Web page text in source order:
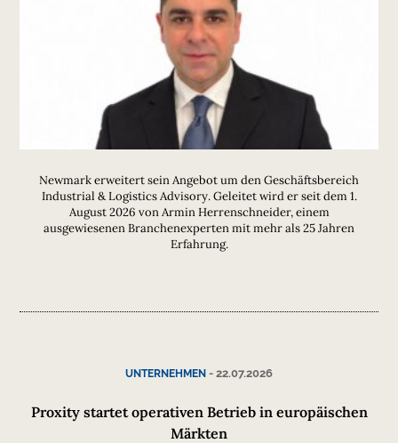
Newmark erweitert sein Angebot um den Geschäftsbereich
Industrial & Logistics Advisory. Geleitet wird er seit dem 1.
August 2026 von Armin Herrenschneider, einem
ausgewiesenen Branchenexperten mit mehr als 25 Jahren
Erfahrung.
UNTERNEHMEN - 22.07.2026
Proxity startet operativen Betrieb in europäischen
Märkten